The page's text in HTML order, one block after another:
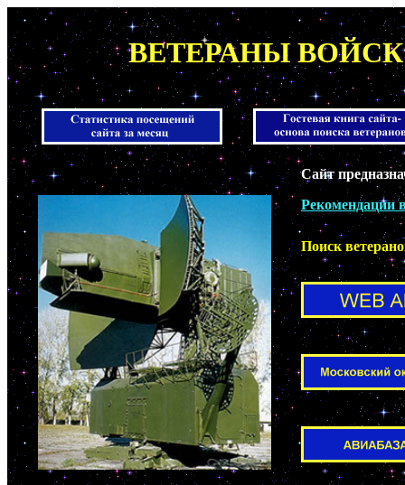
ВЕТЕРАНЫ
Сайт
Рекомендации
Поиск